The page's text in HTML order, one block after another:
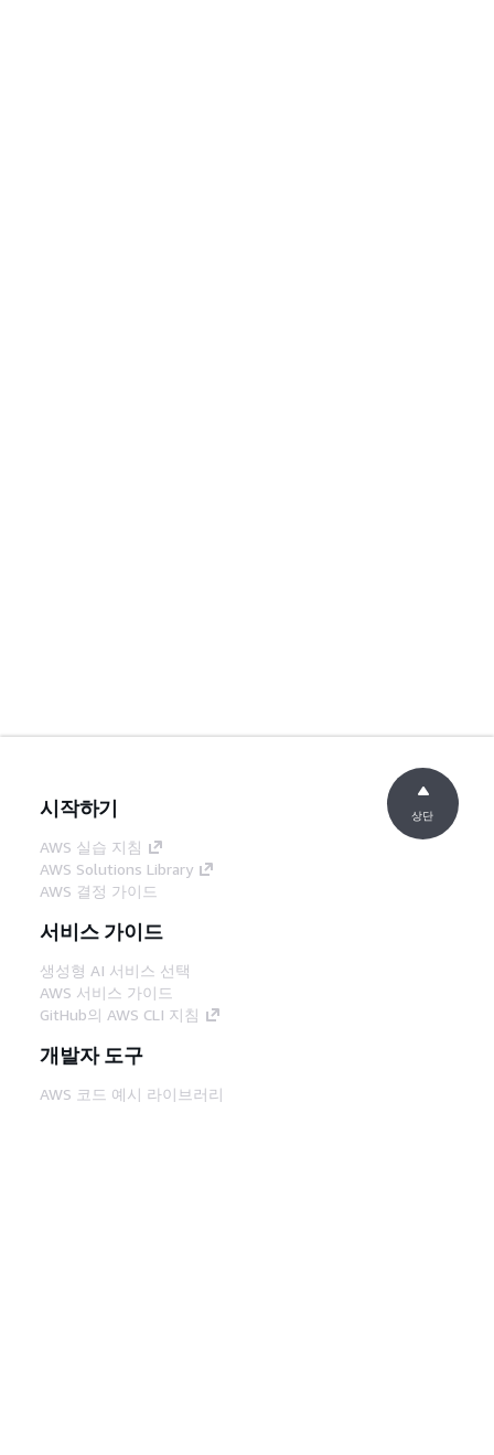
시작하기
AWS 실습 지침
AWS Solutions Library
AWS 결정 가이드
서비스 가이드
생성형 AI 서비스 선택
AWS 서비스 가이드
GitHub의 AWS CLI 지침
개발자 도구
AWS 코드 예시 라이브러리
상단